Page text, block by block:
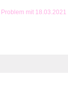
Problem mit 18.03.2021